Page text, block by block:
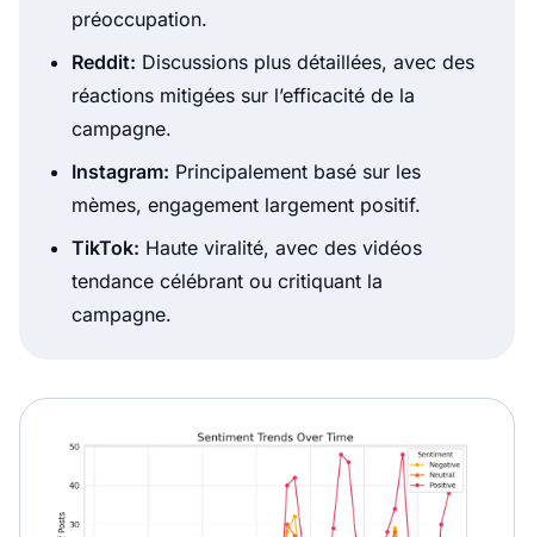
préoccupation.
Reddit: Discussions plus détaillées, avec des
réactions mitigées sur l’efficacité de la
campagne.
Instagram: Principalement basé sur les
mèmes, engagement largement positif.
TikTok: Haute viralité, avec des vidéos
tendance célébrant ou critiquant la
campagne.